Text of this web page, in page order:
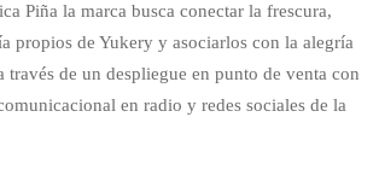
Piña la marca busca conectar la frescura,
propios de Yukery y asociarlos con la alegría
través de un despliegue en punto de venta con
en radio y redes sociales de la